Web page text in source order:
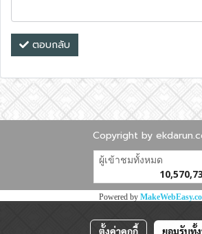
ตอบกลับ
Copyright by
ผู้เข้าชมทั้งหมด
Powered by
ตั้งค่าคุกกี้ ยอมรับทั้